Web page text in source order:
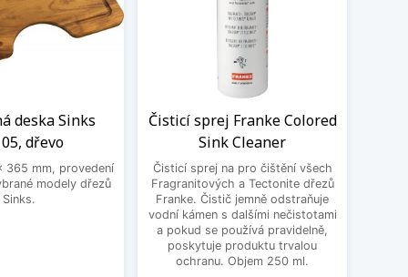
deska Sinks
dřevo
365 mm, provedení
modely dřezů
Sinks.
Čisticí sprej Franke Colored
Sink Cleaner
Čisticí sprej na pro čištění všech
Fragranitových a Tectonite dřezů
Franke. Čistič jemně odstraňuje
vodní kámen s dalšími nečistotami
a pokud se používá pravidelně,
poskytuje produktu trvalou
ochranu. Objem 250 ml.